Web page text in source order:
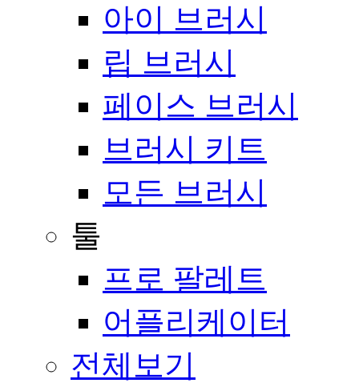
아이 브러시
립 브러시
페이스 브러시
브러시 키트
모든 브러시
툴
프로 팔레트
어플리케이터
전체보기